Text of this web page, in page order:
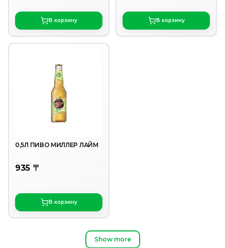
В корзину В корзину
0,5Л ПИВО МИЛЛЕР ЛАЙМ
935 〒
В корзину
Show more